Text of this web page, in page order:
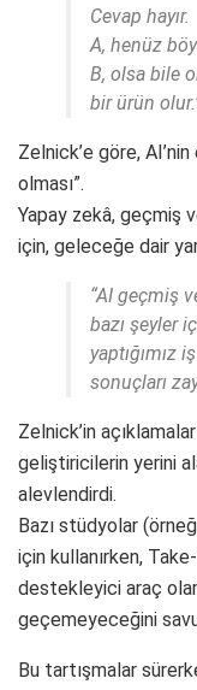
Cevap hayır.
A, henüz
B, olsa bile
bir ürün
Zelnick’e göre, AI’nin
olması”.
Yapay zekâ, geçmiş
için, geleceğe dair
“AI geçmiş
bazı şeyler
yaptığımız
sonuçları
Zelnick’in
geliştiricilerin yerini
alevlendirdi.
Bazı stüdyolar
için kullanırken,
destekleyici araç
geçemeyeceğini
Bu tartışmalar